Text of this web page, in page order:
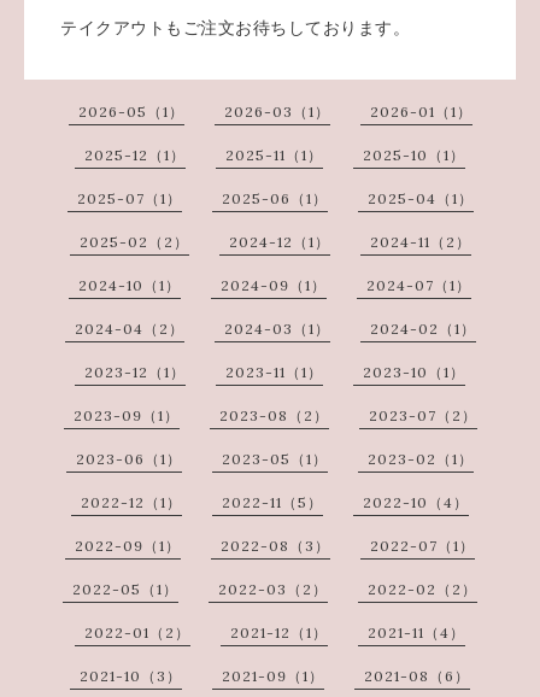
テイクアウトもご注文お待ちしております。
2026-05（1） 2026-03（1） 2026-01（1）
2025-12（1） 2025-11（1） 2025-10（1）
2025-07（1） 2025-06（1） 2025-04（1）
2025-02（2） 2024-12（1） 2024-11（2）
2024-10（1） 2024-09（1） 2024-07（1）
2024-04（2） 2024-03（1） 2024-02（1）
2023-12（1） 2023-11（1） 2023-10（1）
2023-09（1） 2023-08（2） 2023-07（2）
2023-06（1） 2023-05（1） 2023-02（1）
2022-12（1） 2022-11（5） 2022-10（4）
2022-09（1） 2022-08（3） 2022-07（1）
2022-05（1） 2022-03（2） 2022-02（2）
2022-01（2） 2021-12（1） 2021-11（4）
2021-10（3） 2021-09（1） 2021-08（6）